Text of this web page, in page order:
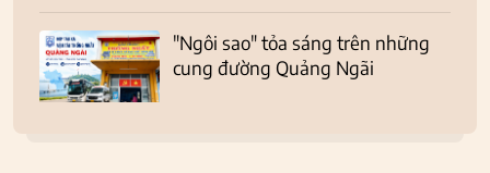
"Ngôi sao" tỏa sáng trên những
cung đường Quảng Ngãi